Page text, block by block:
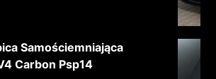
Samościemniająca
Carbon Psp14